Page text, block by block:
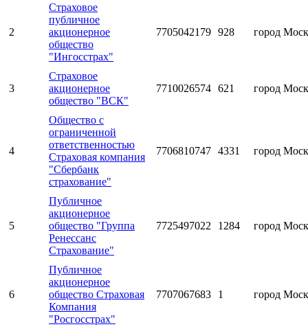
2
Страховое
публичное
акционерное
общество
"Ингосстрах"
7705042179 928 город
3
Страховое
акционерное
общество "ВСК"
7710026574 621 город
4
Общество с
ограниченной
ответственностью
Страховая компания
"Сбербанк
страхование"
7706810747 4331 город
5
Публичное
акционерное
общество "Группа
Ренессанс
Страхование"
7725497022 1284 город
6
Публичное
акционерное
общество Страховая
Компания
"Росгосстрах"
7707067683 1 город